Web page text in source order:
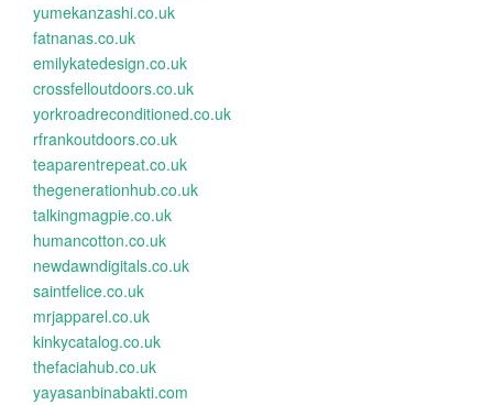
yumekanzashi.co.uk
fatnanas.co.uk
emilykatedesign.co.uk
crossfelloutdoors.co.uk
yorkroadreconditioned.co.uk
rfrankoutdoors.co.uk
teaparentrepeat.co.uk
thegenerationhub.co.uk
talkingmagpie.co.uk
humancotton.co.uk
newdawndigitals.co.uk
saintfelice.co.uk
mrjapparel.co.uk
kinkycatalog.co.uk
thefaciahub.co.uk
yayasanbinabakti.com